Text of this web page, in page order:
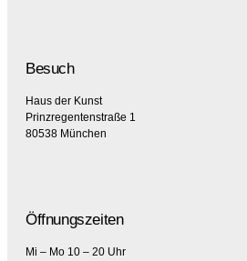
Besuch
Haus der Kunst
Prinzregentenstraße 1
80538 München
Öffnungszeiten
Mi – Mo 10 – 20 Uhr